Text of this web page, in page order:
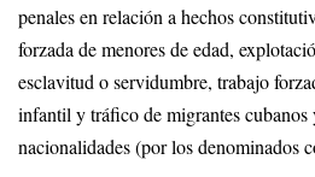
penales en relación a hechos
forzada de menores de edad,
esclavitud o servidumbre, trabajo
infantil y tráfico de migrantes cubanos
nacionalidades (por los denominados